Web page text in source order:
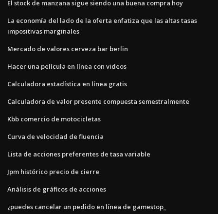
El stock de manzana sigue siendo una buena compra hoy
La economía del lado de la oferta enfatiza que las altas tasas
impositivas marginales
Mercado de valores cerveza bar berlin
Hacer una película en línea con videos
Calculadora estadística en línea gratis
Calculadora de valor presente compuesta semestralmente
Kbb comercio de motocicletas
Curva de velocidad de fluencia
Lista de acciones preferentes de tasa variable
Jpm histórico precio de cierre
Análisis de gráficos de acciones
¿puedes cancelar un pedido en línea de gamestop_